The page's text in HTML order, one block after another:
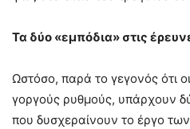
Τα δύο «εμπόδια» στις
Ωστόσο, παρά το γεγονός ότι
γοργούς ρυθμούς, υπάρχουν
που δυσχεραίνουν το έργο